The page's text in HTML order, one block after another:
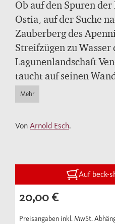
Ob auf den Spuren
Ostia, auf der Suche
Zauberberg des
Streifzügen zu Wasser
Lagunenlandschaft
taucht auf seinen
die vielfältigen
die Geschichte des
Landschaft von der
oftmals unbekannte
Mehr
Von Arnold Esch.
Auf beck-
20,00 €
Preisangaben inkl. MwSt.